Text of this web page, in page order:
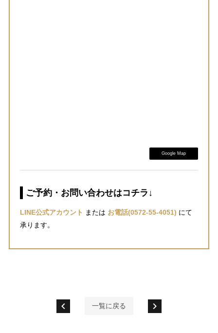
Google Map
ご予約・お問い合わせはコチラ↓
LINE公式アカウント または お電話(0572-55-4051) にて
承ります。
chevron_left 一覧に戻る chevron_right